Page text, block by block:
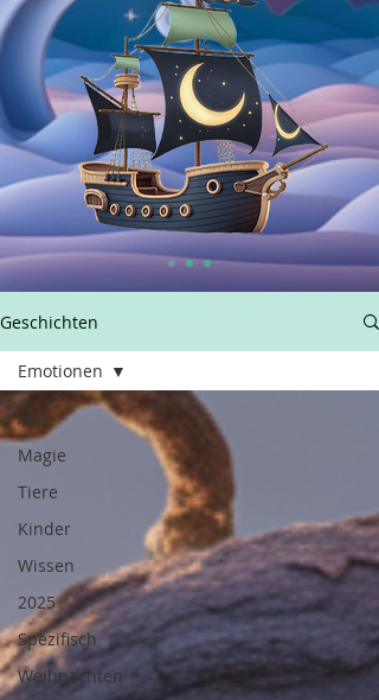
Geschichten
Alle
Magie
Tiere
Kinder
Wissen
2025
Spezifisch
Weihnachten
Emotionen